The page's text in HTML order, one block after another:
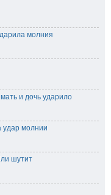
молния
и дочь ударило
удар молнии
шутит